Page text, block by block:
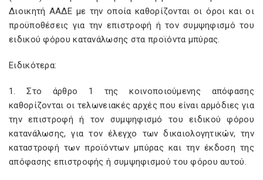
Διοικητή ΑΑΔΕ με την οποία καθορίζονται οι όροι και οι
προϋποθέσεις για την επιστροφή ή τον συμψηφισμό του
ειδικού φόρου κατανάλωσης στα προϊόντα μπύρας.
Ειδικότερα:
1. Στο άρθρο 1 της κοινοποιούμενης απόφασης
καθορίζονται οι τελωνειακές αρχές που είναι αρμόδιες για
την επιστροφή ή τον συμψηφισμό του ειδικού φόρου
κατανάλωσης, για τον έλεγχο των δικαιολογητικών, την
καταστροφή των προϊόντων μπύρας και την έκδοση της
απόφασης επιστροφής ή συμψηφισμού του φόρου αυτού.